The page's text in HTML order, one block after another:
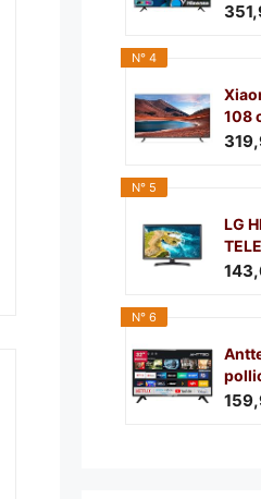
N° 4
108
N° 5
LG
N° 6